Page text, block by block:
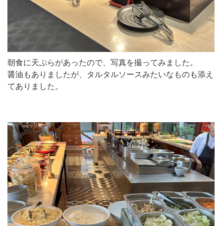
朝食に天ぷらがあったので、写真を撮ってみました。
醤油もありましたが、タルタルソースみたいなものも添え
てありました。